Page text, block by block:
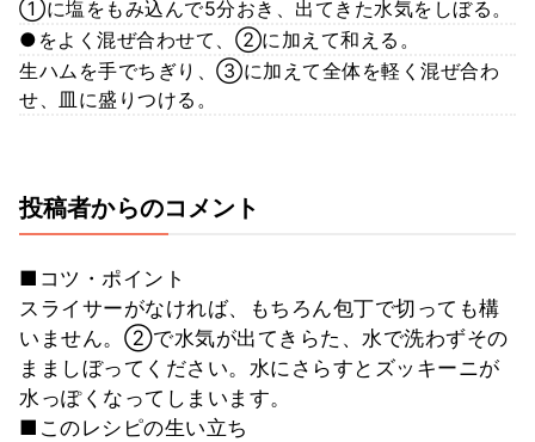
①に塩をもみ込んで5分おき、出てきた水気をしぼる。
●をよく混ぜ合わせて、②に加えて和える。
生ハムを手でちぎり、③に加えて全体を軽く混ぜ合わ
せ、皿に盛りつける。
投稿者からのコメント
■コツ・ポイント
スライサーがなければ、もちろん包丁で切っても構
いません。②で水気が出てきらた、水で洗わずその
まましぼってください。水にさらすとズッキーニが
水っぽくなってしまいます。
■このレシピの生い立ち